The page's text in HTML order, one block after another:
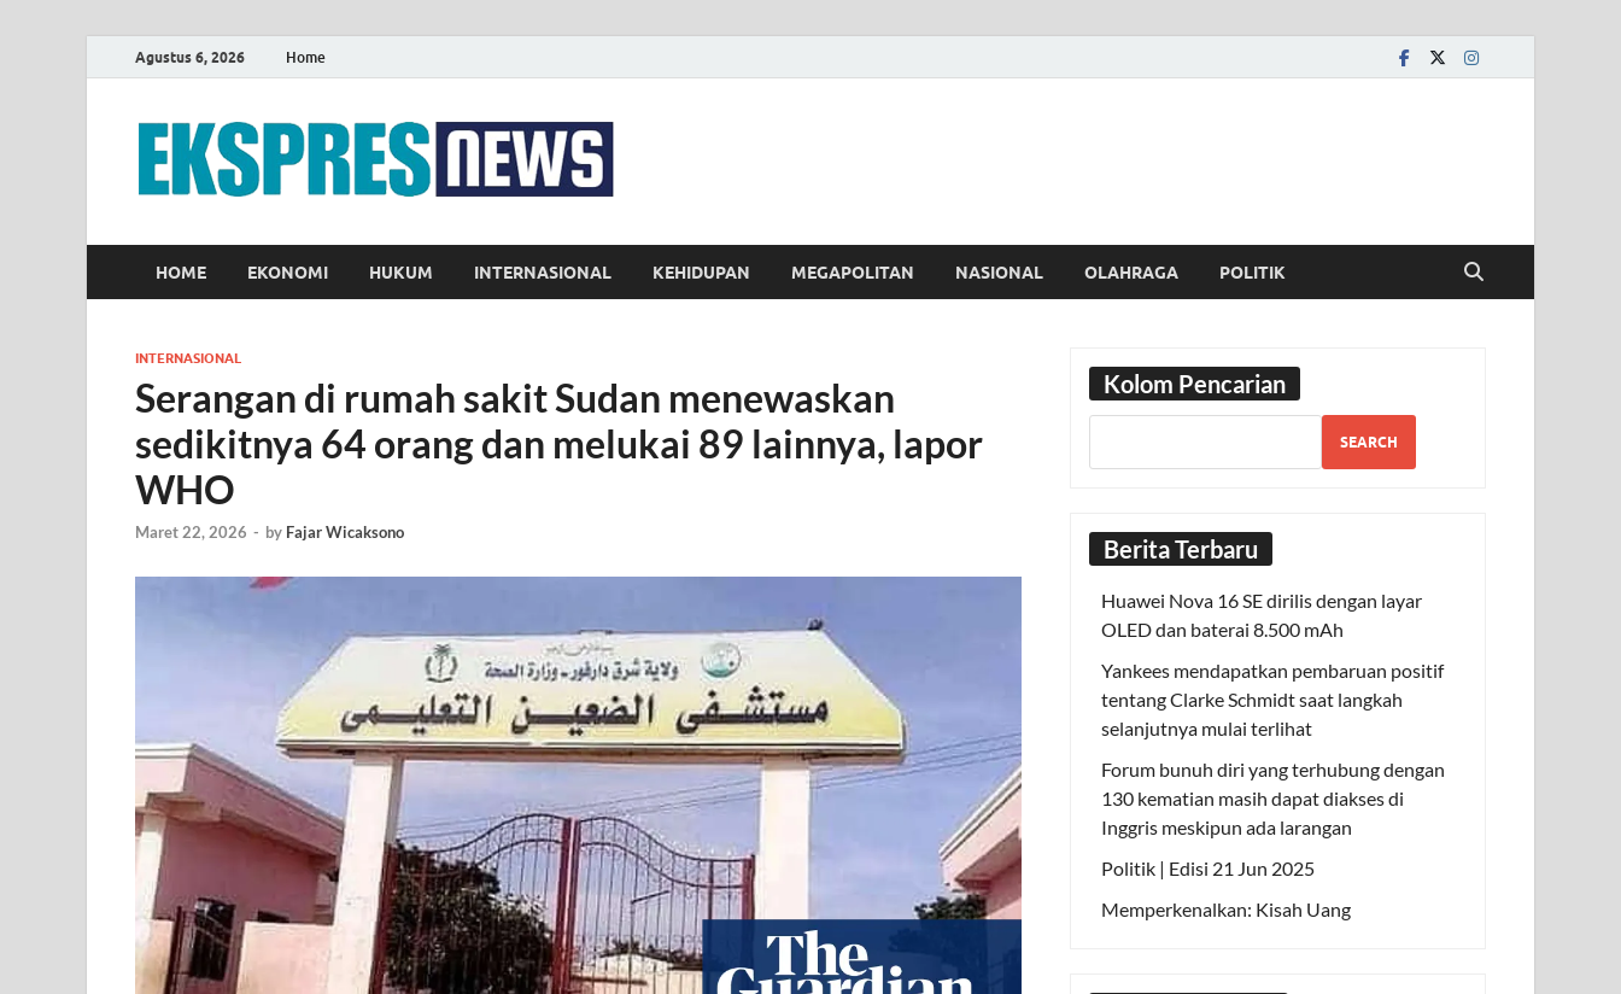
Agustus 6, 2026 Home
HOME EKONOMI HUKUM INTERNASIONAL KEHIDUPAN MEGAPOLITAN NASIONAL OLAHRAGA POLITIK
INTERNASIONAL
Serangan di rumah sakit Sudan menewaskan
sedikitnya 64 orang dan melukai 89 lainnya, lapor
WHO
Maret 22, 2026 - by Fajar Wicaksono
Kolom Pencarian
SEARCH
Berita Terbaru
Huawei Nova 16 SE dirilis dengan layar
OLED dan baterai 8.500 mAh
Yankees mendapatkan pembaruan positif
tentang Clarke Schmidt saat langkah
selanjutnya mulai terlihat
Forum bunuh diri yang terhubung dengan
130 kematian masih dapat diakses di
Inggris meskipun ada larangan
Politik | Edisi 21 Jun 2025
Memperkenalkan: Kisah Uang